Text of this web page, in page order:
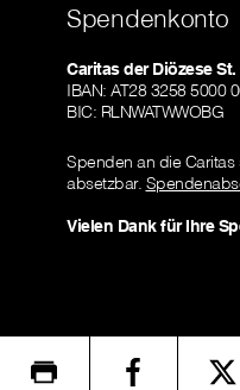
Spendenkonto
Caritas der Diözese
IBAN: AT28 3258 5000
BIC: RLNWATWWOBG
Spenden an die
absetzbar.
Vielen Dank für Ihre